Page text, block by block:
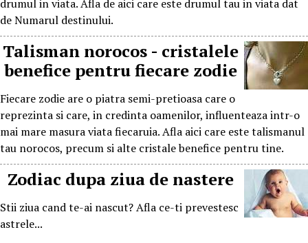
drumul in viata. Afla de aici care este drumul tau in viata dat
de Numarul destinului.
Talisman norocos - cristalele
benefice pentru fiecare zodie
Fiecare zodie are o piatra semi-pretioasa care o
reprezinta si care, in credinta oamenilor, influenteaza intr-o
mai mare masura viata fiecaruia. Afla aici care este talismanul
tau norocos, precum si alte cristale benefice pentru tine.
porno
Zodiac dupa ziua de nastere
Stii ziua cand te-ai nascut? Afla ce-ti prevestesc
astrele...